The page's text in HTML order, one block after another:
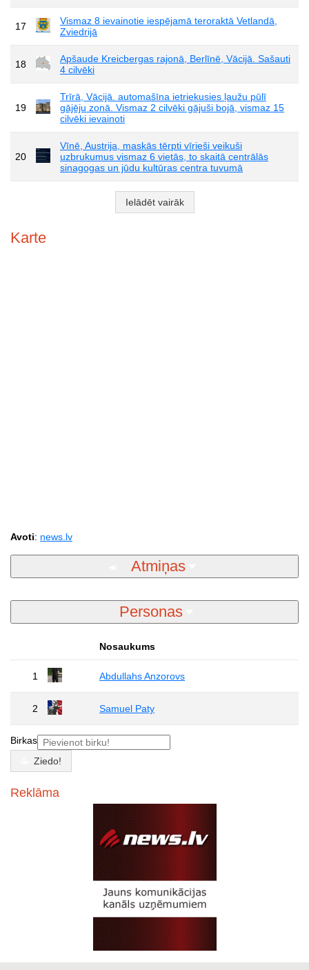
17
Vismaz 8 ievainotie iespējamā teroraktā Vetlandā,
Zviedrijā
18
Apšaude Kreicbergas rajonā, Berlīnē, Vācijā. Sašauti
4 cilvēki
19
Trīrā, Vācijā. automašīna ietriekusies ļaužu pūlī
gājēju zonā. Vismaz 2 cilvēki gājuši bojā, vismaz 15
cilvēki ievainoti
20
Vīnē, Austrija, maskās tērpti vīrieši veikuši
uzbrukumus vismaz 6 vietās, to skaitā centrālās
sinagogas un jūdu kultūras centra tuvumā
Ielādēt vairāk
Karte
Avoti: news.lv
Atmiņas
Personas
Nosaukums
1 Abdullahs Anzorovs
2 Samuel Paty
Birkas
Ziedo!
Reklāma